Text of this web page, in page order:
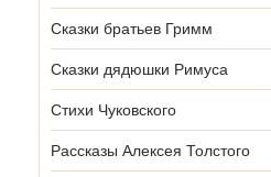
Сказки братьев Гримм
Сказки дядюшки Римуса
Стихи Чуковского
Рассказы Алексея Толстого